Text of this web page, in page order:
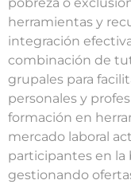
herramientas y
integración
combinación de
grupales para
personales y
formación en
mercado laboral
participantes en la
gestionando